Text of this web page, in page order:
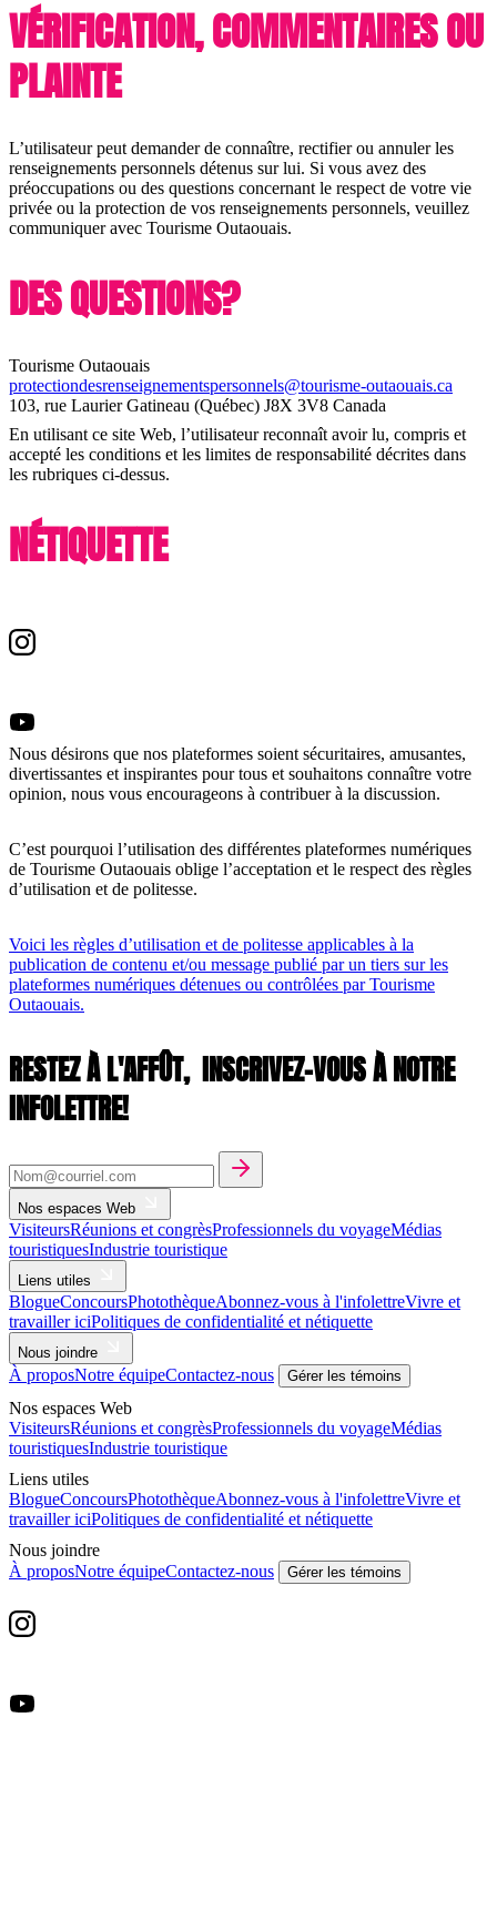
VÉRIFICATION, COMMENTAIRES OU
PLAINTE
L’utilisateur peut demander de connaître, rectifier ou annuler les
renseignements personnels détenus sur lui. Si vous avez des
préoccupations ou des questions concernant le respect de votre vie
privée ou la protection de vos renseignements personnels, veuillez
communiquer avec Tourisme Outaouais.
DES QUESTIONS?
Tourisme Outaouais
protectiondesrenseignementspersonnels@tourisme-outaouais.ca
103, rue Laurier Gatineau (Québec) J8X 3V8 Canada
En utilisant ce site Web, l’utilisateur reconnaît avoir lu, compris et
accepté les conditions et les limites de responsabilité décrites dans
les rubriques ci-dessus.
NÉTIQUETTE
Nous désirons que nos plateformes soient sécuritaires, amusantes,
divertissantes et inspirantes pour tous et souhaitons connaître votre
opinion, nous vous encourageons à contribuer à la discussion.
C’est pourquoi l’utilisation des différentes plateformes numériques
de Tourisme Outaouais oblige l’acceptation et le respect des règles
d’utilisation et de politesse.
Voici les règles d’utilisation et de politesse applicables à la
publication de contenu et/ou message publié par un tiers sur les
plateformes numériques détenues ou contrôlées par Tourisme
Outaouais.
RESTEZ À L'AFFÛT, INSCRIVEZ-VOUS À NOTRE
INFOLETTRE!
Nos espaces Web
VisiteursRéunions et congrèsProfessionnels du voyageMédias
touristiquesIndustrie touristique
Liens utiles
BlogueConcoursPhotothèqueAbonnez-vous à l'infolettreVivre et
travailler iciPolitiques de confidentialité et nétiquette
Nous joindre
À proposNotre équipeContactez-nous Gérer les témoins
Nos espaces Web
VisiteursRéunions et congrèsProfessionnels du voyageMédias
touristiquesIndustrie touristique
Liens utiles
BlogueConcoursPhotothèqueAbonnez-vous à l'infolettreVivre et
travailler iciPolitiques de confidentialité et nétiquette
Nous joindre
À proposNotre équipeContactez-nous Gérer les témoins